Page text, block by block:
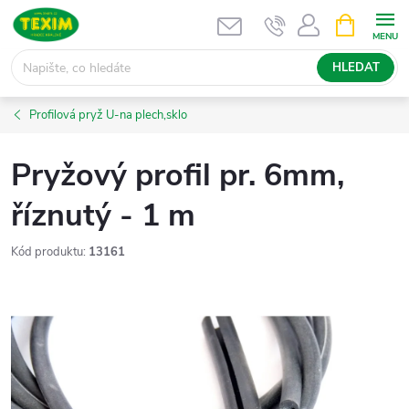
Přejít
obsah
HLEDAT
NÁKUPNÍ
KOŠÍK
Profilová pryž U-na plech,sklo
Pryžový profil pr. 6mm,
říznutý - 1 m
Kód produktu: 13161